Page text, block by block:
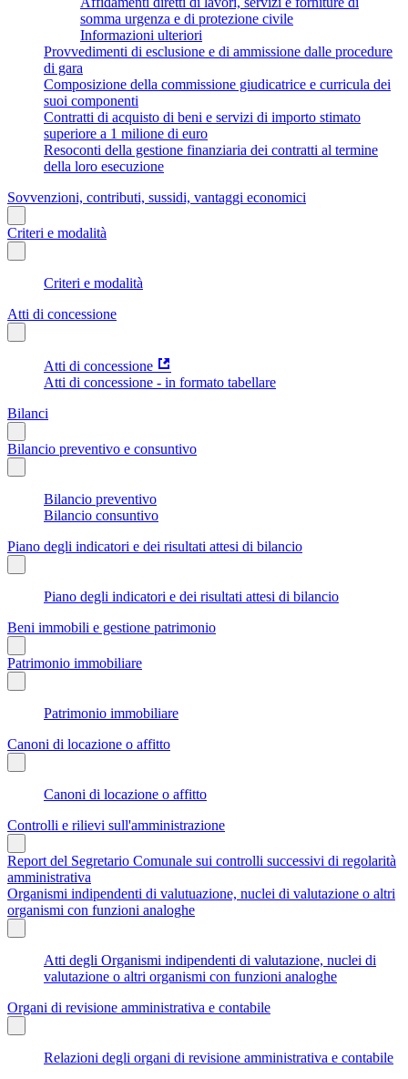
somma urgenza e di protezione civile
Informazioni ulteriori
Provvedimenti di esclusione e di ammissione dalle procedure
di gara
Composizione della commissione giudicatrice e curricula dei
suoi componenti
Contratti di acquisto di beni e servizi di importo stimato
superiore a 1 milione di euro
Resoconti della gestione finanziaria dei contratti al termine
della loro esecuzione
Sovvenzioni, contributi, sussidi, vantaggi economici
Criteri e modalità
Criteri e modalità
Atti di concessione
Atti di concessione
Atti di concessione - in formato tabellare
Bilanci
Bilancio preventivo e consuntivo
Bilancio preventivo
Bilancio consuntivo
Piano degli indicatori e dei risultati attesi di bilancio
Piano degli indicatori e dei risultati attesi di bilancio
Beni immobili e gestione patrimonio
Patrimonio immobiliare
Patrimonio immobiliare
Canoni di locazione o affitto
Canoni di locazione o affitto
Controlli e rilievi sull'amministrazione
Report del Segretario Comunale sui controlli successivi di regolarità
amministrativa
Organismi indipendenti di valutuazione, nuclei di valutazione o altri
organismi con funzioni analoghe
Atti degli Organismi indipendenti di valutazione, nuclei di
valutazione o altri organismi con funzioni analoghe
Organi di revisione amministrativa e contabile
Relazioni degli organi di revisione amministrativa e contabile